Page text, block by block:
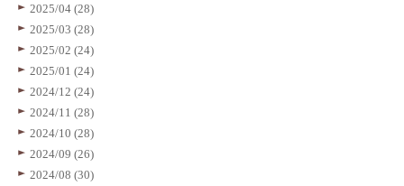
2025/04 (28)
2025/03 (28)
2025/02 (24)
2025/01 (24)
2024/12 (24)
2024/11 (28)
2024/10 (28)
2024/09 (26)
2024/08 (30)